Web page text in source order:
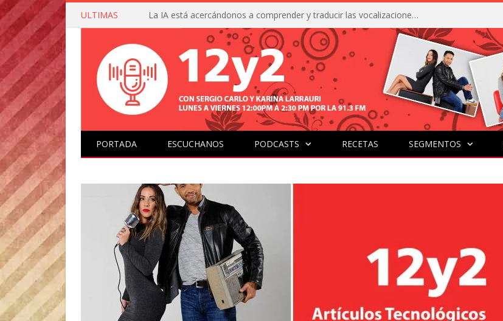
ULTIMAS La IA está acercándonos a comprender y traducir las vocalizaciones y comportamientos de nuestras mascotas
PORTADA ESCUCHANOS PODCASTS RECETAS SEGMENTOS